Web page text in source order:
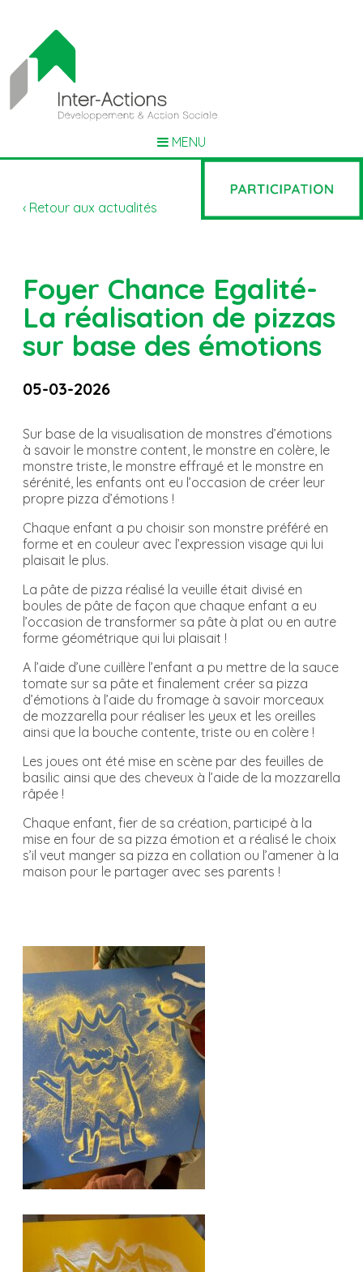
MENU
‹ Retour aux actualités
Foyer Chance Egalité-
La réalisation de pizzas
sur base des émotions
05-03-2026
Sur base de la visualisation de monstres d’émotions
à savoir le monstre content, le monstre en colère, le
monstre triste, le monstre effrayé et le monstre en
sérénité, les enfants ont eu l’occasion de créer leur
propre pizza d’émotions !
Chaque enfant a pu choisir son monstre préféré en
forme et en couleur avec l’expression visage qui lui
plaisait le plus.
La pâte de pizza réalisé la veuille était divisé en
boules de pâte de façon que chaque enfant a eu
l’occasion de transformer sa pâte à plat ou en autre
forme géométrique qui lui plaisait !
A l’aide d’une cuillère l’enfant a pu mettre de la sauce
tomate sur sa pâte et finalement créer sa pizza
d’émotions à l’aide du fromage à savoir morceaux
de mozzarella pour réaliser les yeux et les oreilles
ainsi que la bouche contente, triste ou en colère !
Les joues ont été mise en scène par des feuilles de
basilic ainsi que des cheveux à l’aide de la mozzarella
râpée !
Chaque enfant, fier de sa création, participé à la
mise en four de sa pizza émotion et a réalisé le choix
s’il veut manger sa pizza en collation ou l’amener à la
maison pour le partager avec ses parents !